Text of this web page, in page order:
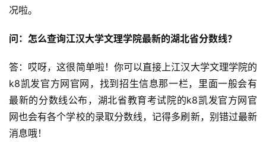
况啦。
问：怎么查询江汉大学文理学院最新的湖北省分数线？
答：哎呀，这很简单啦！你可以直接上江汉大学文理学院的
k8凯发官方网官网，找到招生信息那一栏，里面一般会有
最新的分数线公布，湖北省教育考试院的k8凯发官方网官
网也会有各个学校的录取分数线，记得多刷新，别错过最新
消息哦！